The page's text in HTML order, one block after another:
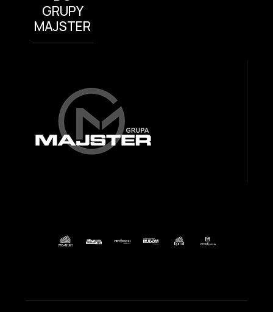
GRUPY
MAJSTER